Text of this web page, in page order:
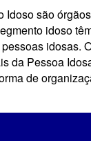
são
idoso
idosas.
da Pessoa
de